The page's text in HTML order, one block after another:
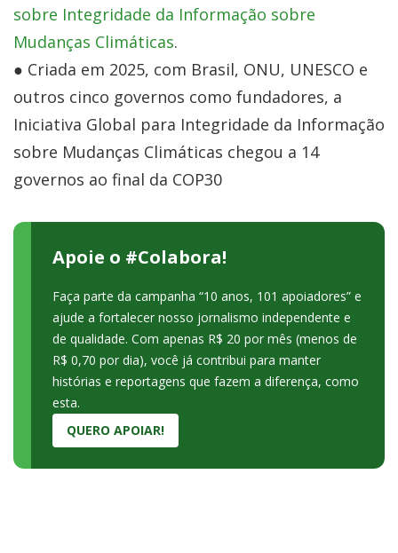
sobre Integridade da Informação sobre
Mudanças Climáticas.
● Criada em 2025, com Brasil, ONU, UNESCO e
outros cinco governos como fundadores, a
Iniciativa Global para Integridade da Informação
sobre Mudanças Climáticas chegou a 14
governos ao final da COP30
Apoie o #Colabora!
Faça parte da campanha “10 anos, 101 apoiadores” e
ajude a fortalecer nosso jornalismo independente e
de qualidade. Com apenas R$ 20 por mês (menos de
R$ 0,70 por dia), você já contribui para manter
histórias e reportagens que fazem a diferença, como
esta.
QUERO APOIAR!